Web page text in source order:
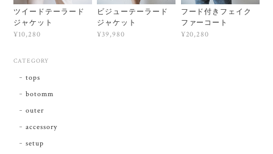
ツイードテーラード
ジャケット
¥10,280
ビジューテーラード
ジャケット
¥39,980
フード付きフェイク
ファーコート
¥20,280
CATEGORY
tops
botomm
outer
accessory
setup